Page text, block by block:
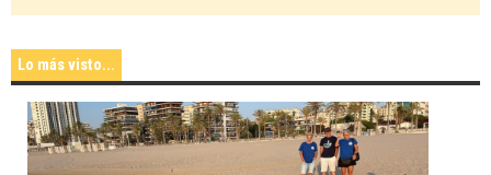
Lo más visto...